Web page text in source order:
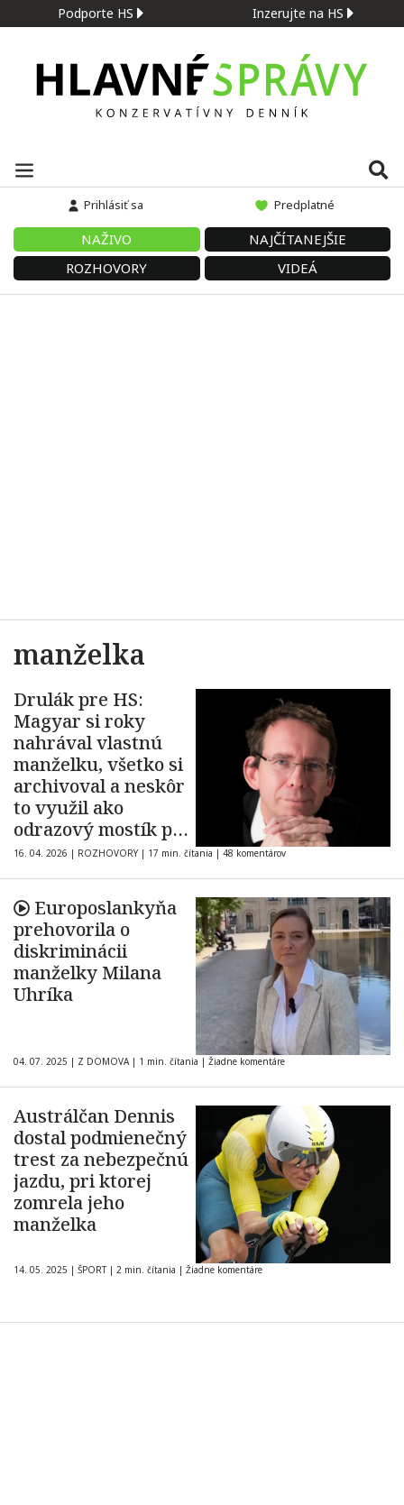
Podporte HS Inzerujte na HS
Prihlásiť sa Predplatné
NAŽIVO
NAJČÍTANEJŠIE
ROZHOVORY
VIDEÁ
manželka
Drulák pre HS:
Magyar si roky
nahrával vlastnú
manželku, všetko si
archivoval a neskôr
to využil ako
odrazový mostík pre
svoj politický
nástup. To je
neospravedlniteľné
a pre mňa je to
ľudský odpad
16. 04. 2026 | ROZHOVORY | 17 min. čítania | 48 komentárov
Europoslankyňa
prehovorila o
diskriminácii
manželky Milana
Uhríka
04. 07. 2025 | Z DOMOVA | 1 min. čítania | Žiadne komentáre
Austrálčan Dennis
dostal podmienečný
trest za nebezpečnú
jazdu, pri ktorej
zomrela jeho
manželka
14. 05. 2025 | ŠPORT | 2 min. čítania | Žiadne komentáre